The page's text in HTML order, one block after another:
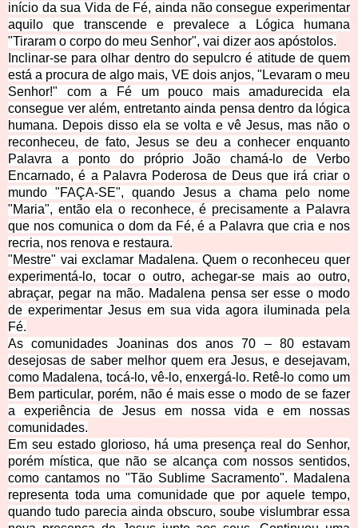
início da sua Vida de Fé, ainda não consegue experimentar
aquilo que transcende e prevalece a Lógica humana
"Tiraram o corpo do meu Senhor", vai dizer aos apóstolos.
Inclinar-se para olhar dentro do sepulcro é atitude de quem
está a procura de algo mais, VE dois anjos, "Levaram o meu
Senhor!" com a Fé um pouco mais amadurecida ela
consegue ver além, entretanto ainda pensa dentro da lógica
humana. Depois disso ela se volta e vê Jesus, mas não o
reconheceu, de fato, Jesus se deu a conhecer enquanto
Palavra a ponto do próprio João chamá-lo de Verbo
Encarnado, é a Palavra Poderosa de Deus que irá criar o
mundo "FAÇA-SE", quando Jesus a chama pelo nome
"Maria", então ela o reconhece, é precisamente a Palavra
que nos comunica o dom da Fé, é a Palavra que cria e nos
recria, nos renova e restaura.
"Mestre" vai exclamar Madalena. Quem o reconheceu quer
experimentá-lo, tocar o outro, achegar-se mais ao outro,
abraçar, pegar na mão. Madalena pensa ser esse o modo
de experimentar Jesus em sua vida agora iluminada pela
Fé.
As comunidades Joaninas dos anos 70 – 80 estavam
desejosas de saber melhor quem era Jesus, e desejavam,
como Madalena, tocá-lo, vê-lo, enxergá-lo. Retê-lo como um
Bem particular, porém, não é mais esse o modo de se fazer
a experiência de Jesus em nossa vida e em nossas
comunidades.
Em seu estado glorioso, há uma presença real do Senhor,
porém mística, que não se alcança com nossos sentidos,
como cantamos no "Tão Sublime Sacramento". Madalena
representa toda uma comunidade que por aquele tempo,
quando tudo parecia ainda obscuro, soube vislumbrar essa